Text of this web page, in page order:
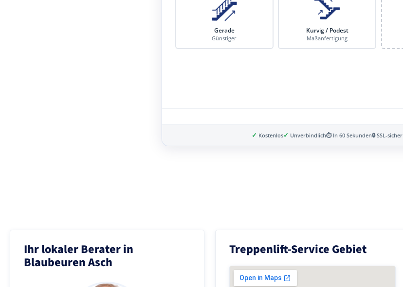
Gerade
Günstiger
Kurvig / Podest
Maßanfertigung
✓ Kostenlos✓ Unverbindlich⏱ In 60 Sekunden🔒 SSL-sicher
Ihr lokaler Berater in
Blaubeuren Asch
Treppenlift-Service Gebiet